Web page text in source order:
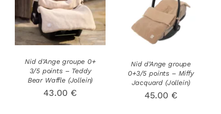
AJOUTER AU
PANIER
DÉTAILS
Nid d’Ange groupe 0+
3/5 points – Teddy
Bear Waffle (Jollein)
43.00 €
DÉTAILS
Nid d’Ange groupe
0+3/5 points – Miffy
Jacquard (Jollein)
45.00 €